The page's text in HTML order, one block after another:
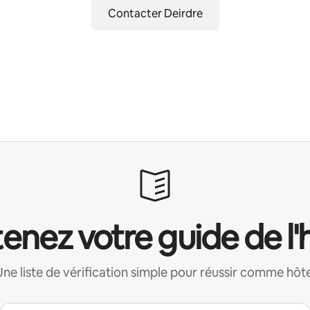
Contacter Deirdre
votre guide de
liste de vérification simple pour réussir comme